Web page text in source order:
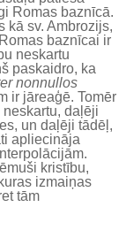
Romas baznīcā.
kā sv. Ambrozijs,
baznīcai ir
neskartu
paskaidro, ka
nonnullos
ir jāreaģē. Tomēr
daļēji
un daļēji tādēļ,
apliecināja
kristību,
izmaiņas
tām